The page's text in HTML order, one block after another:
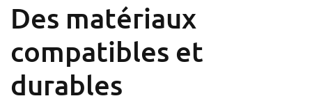
Des matériaux
compatibles et
durables